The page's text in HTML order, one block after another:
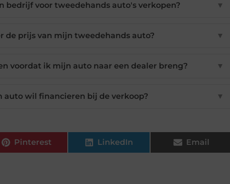
bedrijf voor tweedehands auto's verkopen? ▼
de prijs van mijn tweedehands auto? ▼
voordat ik mijn auto naar een dealer breng? ▼
wil financieren bij de verkoop? ▼
Pinterest LinkedIn Email